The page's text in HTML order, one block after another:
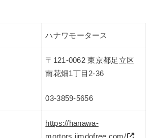
ハナワモータース
〒121-0062 東京都足立区
南花畑1丁目2-36
03-3859-5656
https://hanawa-